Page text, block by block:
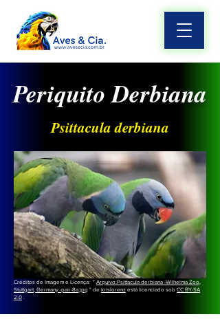
Periquito Derbiana
Psittacula derbiana
Créditos de Imagem e Licença: " Arquivo:Psittacula derbiana -Wilhelma Zoo,
Stuttgart, Germany -pair-8a.jpg " de krislorenz está licenciado sob CC BY-SA
2.0 .